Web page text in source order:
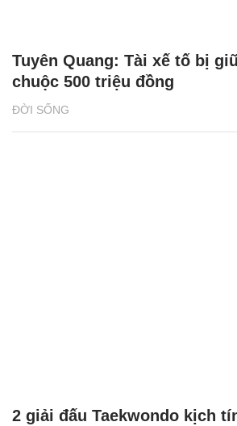
ĐỜI SỐNG
Tuyên Quang: Tài xế tố bị
chuộc 500 triệu đồng
2 giải đấu Taekwondo kịch